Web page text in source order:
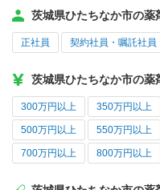
茨城県ひたちなか市の
正社員 契約社員・嘱託社員
茨城県ひたちなか市の薬
300万円以上 350万円以上
500万円以上 550万円以上
700万円以上 800万円以上